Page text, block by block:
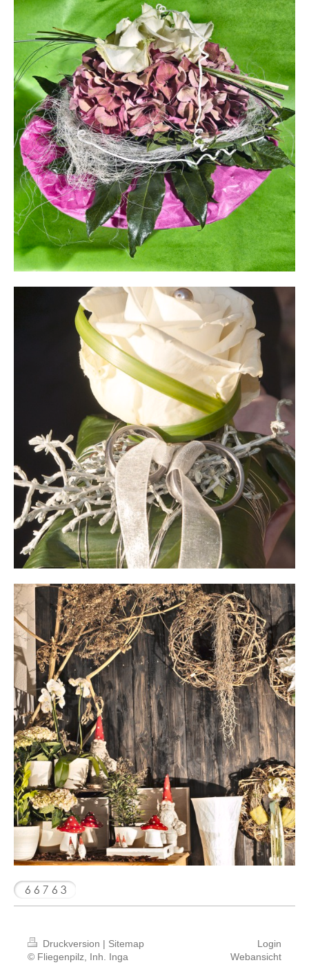
Druckversion | Sitemap
© Fliegenpilz, Inh. Inga
Login
Webansicht